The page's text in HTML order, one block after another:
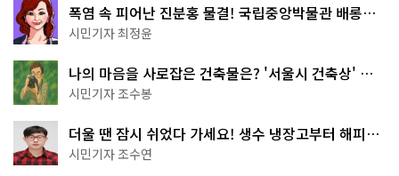
폭염 속 피어난 진분홍 물결! 국립중앙박물관 배롱나
무 명소
시민기자 최정윤
나의 마음을 사로잡은 건축물은? '서울시 건축상' 수
상작 공개!
시민기자 조수봉
더울 땐 잠시 쉬었다 가세요! 생수 냉장고부터 해피소
·무더위쉼터까지
시민기자 조수연